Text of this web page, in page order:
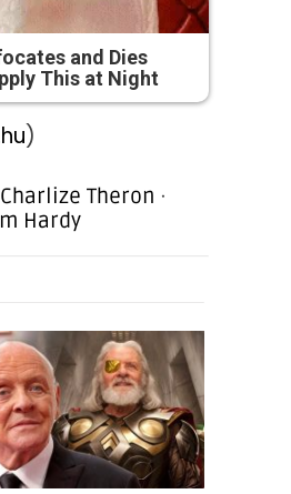
and Dies
This at Night
)
Charlize Theron ·
Hardy